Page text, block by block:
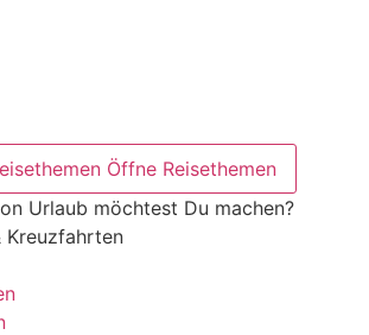
Öffne Reisethemen
Urlaub möchtest Du machen?
Kreuzfahrten